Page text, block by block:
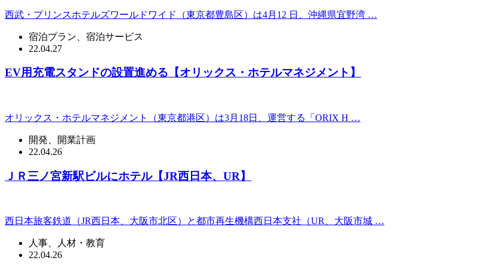
西武・プリンスホテルズワールドワイド（東京都豊島区）は4月12 日、沖縄県宜野湾 …
宿泊プラン、宿泊サービス
22.04.27
EV用充電スタンドの設置進める【オリックス・ホテルマネジメント】
オリックス・ホテルマネジメント（東京都港区）は3月18日、運営する「ORIX H …
開発、開業計画
22.04.26
ＪＲ三ノ宮新駅ビルにホテル【JR西日本、UR】
西日本旅客鉄道（JR西日本、大阪市北区）と都市再生機構西日本支社（UR、大阪市城 …
人事、人材・教育
22.04.26